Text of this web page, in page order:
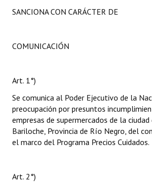
SANCIONA CON CARÁCTER DE
COMUNICACIÓN
Art. 1°)
Se comunica al Poder Ejecutivo de la
preocupación por presuntos
empresas de supermercados de la ciudad
Bariloche, Provincia de Río Negro, del
el marco del Programa Precios Cuidados.
Art. 2°)